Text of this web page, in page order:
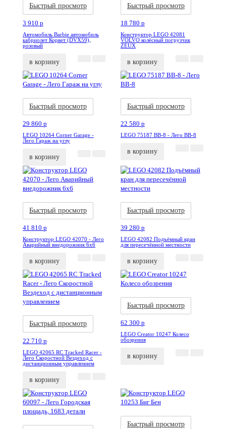
Быстрый просмотр
3 910 p
Автомобиль Barbie автомобиль
кабриолет Корвет (DVX59),
розовый
в корзину
Быстрый просмотр
18 780 p
Конструктор LEGO 42081
VOLVO колёсный погрузчик
ZEUX
в корзину
Быстрый просмотр
29 860 p
LEGO 10264 Corner Garage -
Лего Гараж на углу
в корзину
Быстрый просмотр
22 580 p
LEGO 75187 BB-8 - Лего BB-8
в корзину
Быстрый просмотр
41 810 p
Конструктор LEGO 42070 - Лего
Аварийный внедорожник 6х6
в корзину
Быстрый просмотр
39 280 p
LEGO 42082 Подъёмный кран
для пересечённой местности
в корзину
Быстрый просмотр
22 710 p
LEGO 42065 RC Tracked Racer -
Лего Скоростной Вездеход с
дистанционным управлением
в корзину
Быстрый просмотр
62 300 p
LEGO Creator 10247 Колесо
обозрения
в корзину
Быстрый просмотр